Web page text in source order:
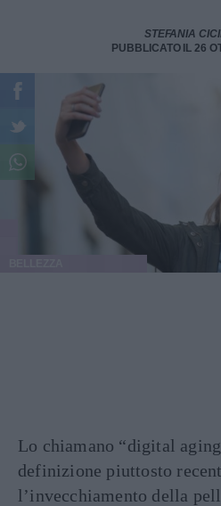
STEFANIA
PUBBLICATO IL 26
Lo chiamano “digital
definizione piuttosto
l’invecchiamento della